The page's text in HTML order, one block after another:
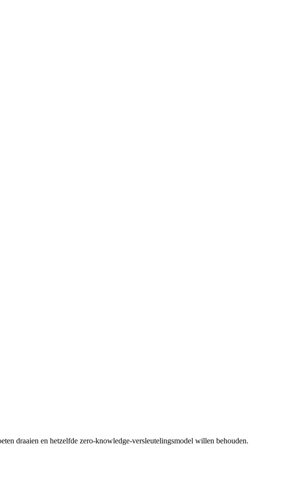
draaien en hetzelfde zero-knowledge-versleutelingsmodel willen behouden.